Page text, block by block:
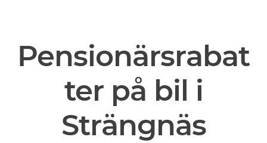
Pensionärsrabat
ter på bil i
Strängnäs